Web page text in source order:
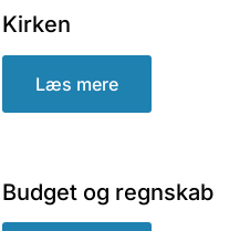
Kirken
Læs mere
Budget og regnskab